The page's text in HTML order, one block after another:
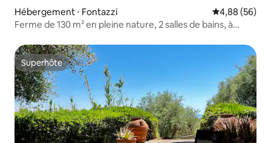
Hébergement ⋅ Fontazzi Évaluation
4,88 (56)
Ferme de 130 m² en pleine nature, 2 salles de bains, à
Superhôte
Superhôte